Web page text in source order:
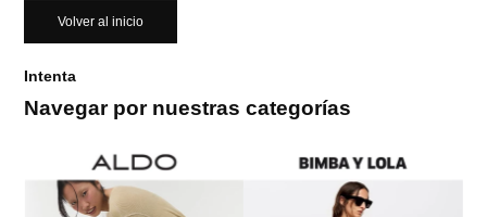
Volver al inicio
Intenta
Navegar por nuestras categorías